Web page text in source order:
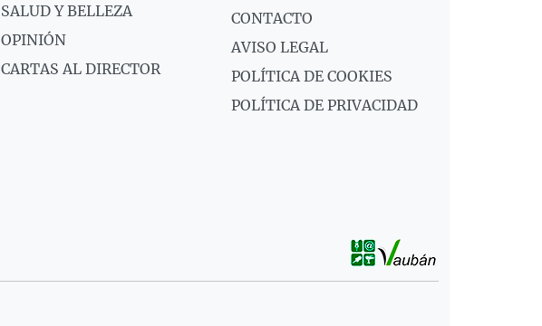
SALUD Y BELLEZA
OPINIÓN
CARTAS AL DIRECTOR
CONTACTO
AVISO LEGAL
POLÍTICA DE COOKIES
POLÍTICA DE PRIVACIDAD